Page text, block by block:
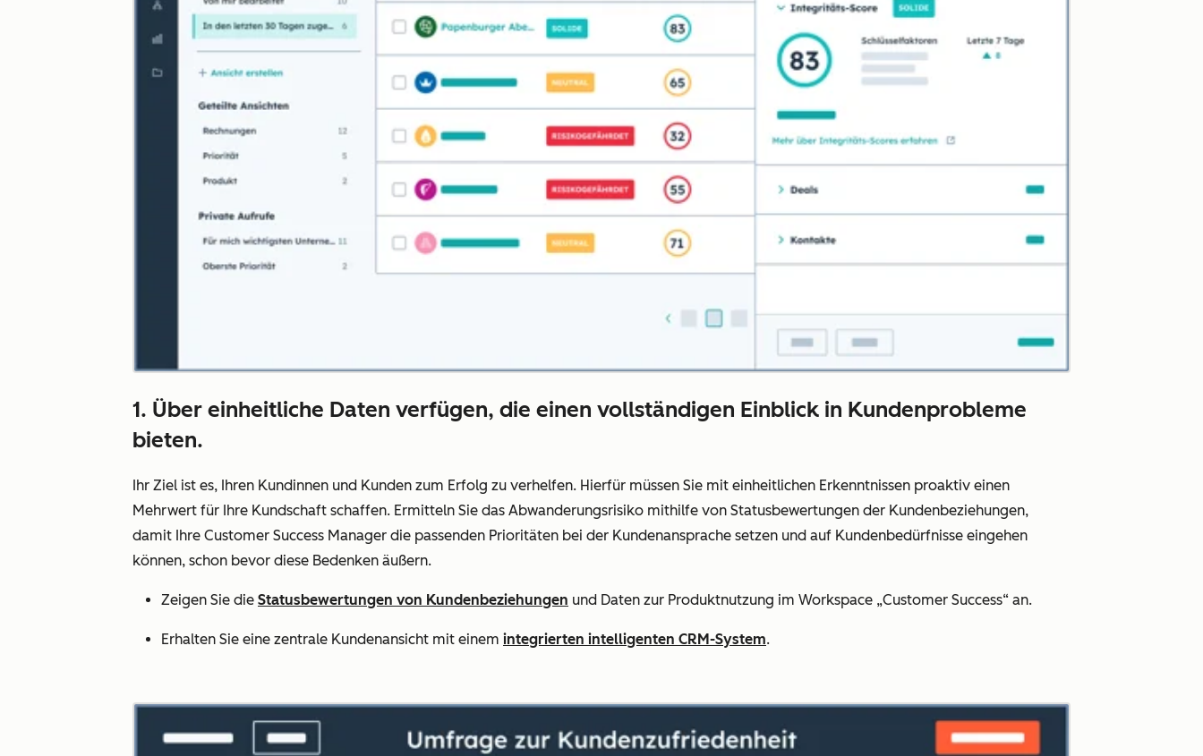
1. Über einheitliche Daten verfügen, die einen vollständigen Einblick in Kundenprobleme
bieten.
Ihr Ziel ist es, Ihren Kundinnen und Kunden zum Erfolg zu verhelfen. Hierfür müssen Sie mit einheitlichen Erkenntnissen proaktiv einen
Mehrwert für Ihre Kundschaft schaffen. Ermitteln Sie das Abwanderungsrisiko mithilfe von Statusbewertungen der Kundenbeziehungen,
damit Ihre Customer Success Manager die passenden Prioritäten bei der Kundenansprache setzen und auf Kundenbedürfnisse eingehen
können, schon bevor diese Bedenken äußern.
Zeigen Sie die Statusbewertungen von Kundenbeziehungen und Daten zur Produktnutzung im Workspace „Customer Success“ an.
Erhalten Sie eine zentrale Kundenansicht mit einem integrierten intelligenten CRM-System.